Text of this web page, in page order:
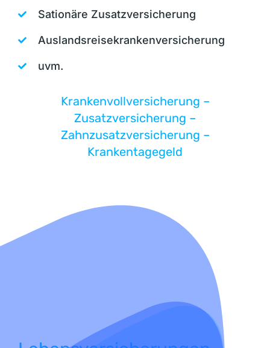
Sationäre Zusatzversicherung
Auslandsreisekrankenversicherung
uvm.
Krankenvollversicherung –
Zusatzversicherung –
Zahnzusatzversicherung –
Krankentagegeld